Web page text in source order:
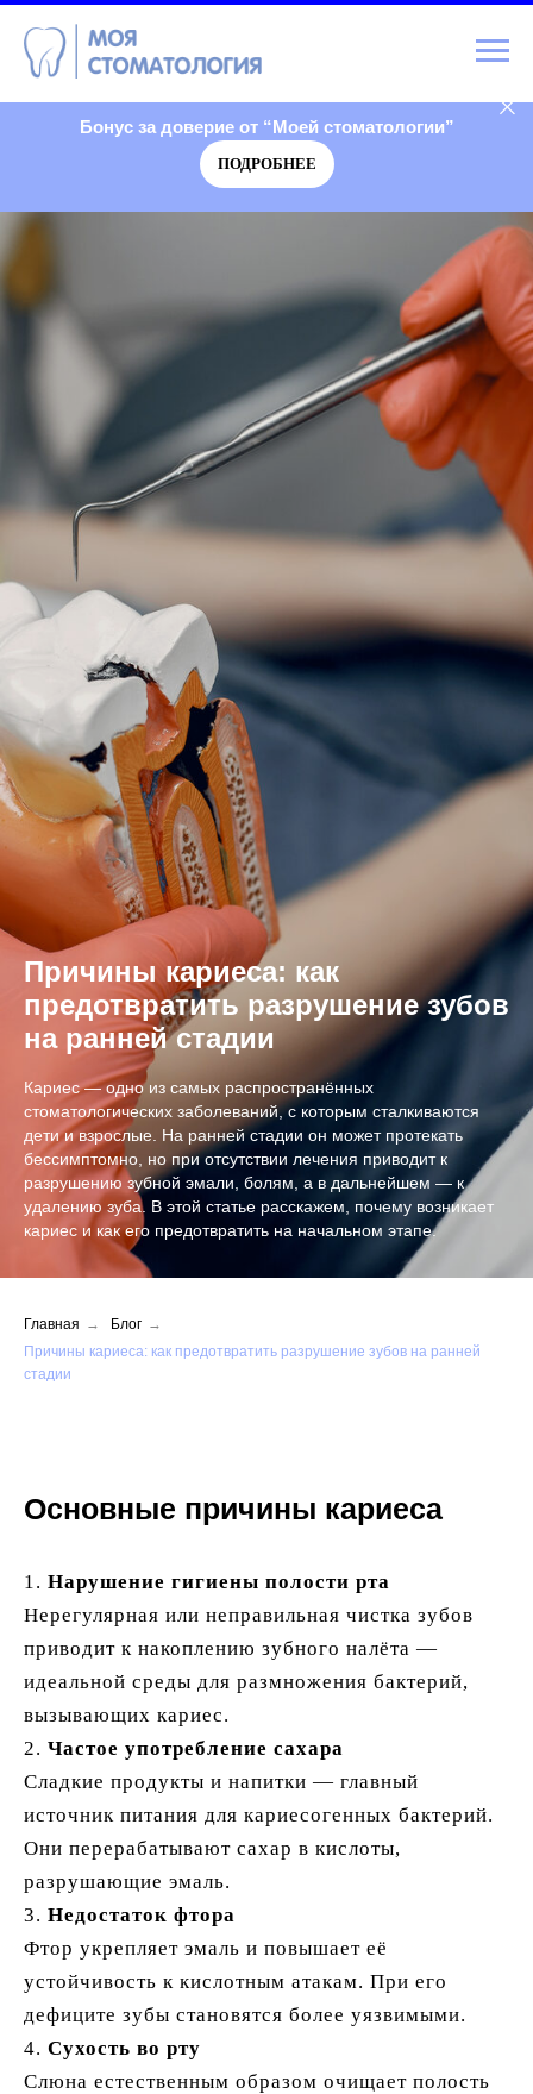
Бонус за доверие от “Моей стоматологии”
ПОДРОБНЕЕ
Причины кариеса: как
предотвратить разрушение зубов
на ранней стадии
Кариес — одно из самых распространённых
стоматологических заболеваний, с которым сталкиваются
дети и взрослые. На ранней стадии он может протекать
бессимптомно, но при отсутствии лечения приводит к
разрушению зубной эмали, болям, а в дальнейшем — к
удалению зуба. В этой статье расскажем, почему возникает
кариес и как его предотвратить на начальном этапе.
Главная → Блог →
Причины кариеса: как предотвратить разрушение зубов на ранней
стадии
Основные причины кариеса
1. Нарушение гигиены полости рта
Нерегулярная или неправильная чистка зубов
приводит к накоплению зубного налёта —
идеальной среды для размножения бактерий,
вызывающих кариес.
2. Частое употребление сахара
Сладкие продукты и напитки — главный
источник питания для кариесогенных бактерий.
Они перерабатывают сахар в кислоты,
разрушающие эмаль.
3. Недостаток фтора
Фтор укрепляет эмаль и повышает её
устойчивость к кислотным атакам. При его
дефиците зубы становятся более уязвимыми.
4. Сухость во рту
Слюна естественным образом очищает полость